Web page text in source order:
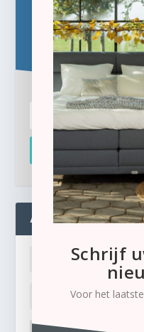
Blijf
Schrijf u hier in
ADMIN
Schrijf
Voor het